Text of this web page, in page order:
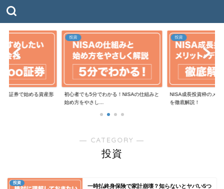
証券で始める資産形
投資
初心者でも5分でわかる！NISAの仕組みと
始め方をやさし...
投資
NISA成長投資枠のメリ
を徹底解説！
― CATEGORY ―
投資
投資
一時払終身保険で家計崩壊？知らないとヤバい5つ